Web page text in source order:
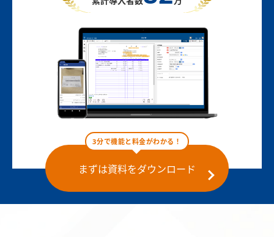
3分で機能と料金がわかる！
まずは資料をダウンロード